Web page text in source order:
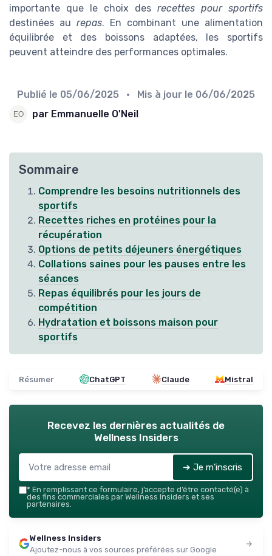
importante que le choix des recettes pour sportifs
destinées au repas. En combinant une alimentation
équilibrée et des boissons adaptées, les sportifs
peuvent atteindre des performances optimales.
Publié le 05/06/2025 • Mis à jour le 06/06/2025
par Emmanuelle O'Neil
Sommaire
Comprendre les besoins nutritionnels des
sportifs
Recettes riches en protéines pour la
récupération
Options de petits déjeuners énergétiques
Collations saines pour les pauses entre les
séances
Repas équilibrés pour les jours de
compétition
Hydratation et boissons maison pour
sportifs
Résumer ChatGPT Claude Mistral
Recevez les dernières actualités de
Wellness Insiders
➔ Je m'inscris
* En remplissant ce formulaire, j’accepte d’être contacté(e) à
des fins commerciales par Wellness Insiders et ses
partenaires.
Wellness Insiders
Ajoutez-nous à vos sources préférées sur Google